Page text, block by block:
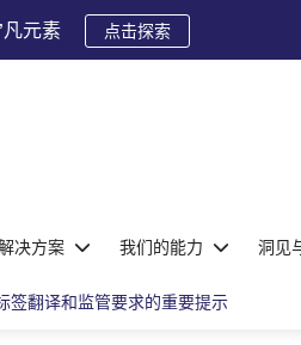
元素 点击探索
决方案 我们的能力 洞见
签翻译和监管要求的重要提示